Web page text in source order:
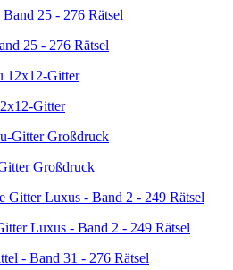
25 - 276 Rätsel
Gitter
Großdruck
Luxus - Band 2 - 249 Rätsel